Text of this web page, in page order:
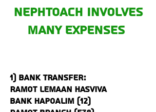
NEPHTOACH INVOLVES
MANY EXPENSES
1) bank transfer:
Ramot Lemaan Hasviva
Bank Hapoalim (12)